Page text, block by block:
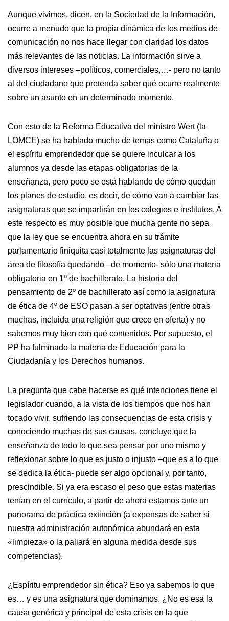
Aunque vivimos, dicen, en la Sociedad de la Información,
ocurre a menudo que la propia dinámica de los medios de
comunicación no nos hace llegar con claridad los datos
más relevantes de las noticias. La información sirve a
diversos intereses –políticos, comerciales,…- pero no tanto
al del ciudadano que pretenda saber qué ocurre realmente
sobre un asunto en un determinado momento.
Con esto de la Reforma Educativa del ministro Wert (la
LOMCE) se ha hablado mucho de temas como Cataluña o
el espíritu emprendedor que se quiere inculcar a los
alumnos ya desde las etapas obligatorias de la
enseñanza, pero poco se está hablando de cómo quedan
los planes de estudio, es decir, de cómo van a cambiar las
asignaturas que se impartirán en los colegios e institutos. A
este respecto es muy posible que mucha gente no sepa
que la ley que se encuentra ahora en su trámite
parlamentario finiquita casi totalmente las asignaturas del
área de filosofía quedando –de momento- sólo una materia
obligatoria en 1º de bachillerato. La historia del
pensamiento de 2º de bachillerato así como la asignatura
de ética de 4º de ESO pasan a ser optativas (entre otras
muchas, incluida una religión que crece en oferta) y no
sabemos muy bien con qué contenidos. Por supuesto, el
PP ha fulminado la materia de Educación para la
Ciudadanía y los Derechos humanos.
La pregunta que cabe hacerse es qué intenciones tiene el
legislador cuando, a la vista de los tiempos que nos han
tocado vivir, sufriendo las consecuencias de esta crisis y
conociendo muchas de sus causas, concluye que la
enseñanza de todo lo que sea pensar por uno mismo y
reflexionar sobre lo que es justo o injusto –que es a lo que
se dedica la ética- puede ser algo opcional y, por tanto,
prescindible. Si ya era escaso el peso que estas materias
tenían en el currículo, a partir de ahora estamos ante un
panorama de práctica extinción (a expensas de saber si
nuestra administración autonómica abundará en esta
«limpieza» o la paliará en alguna medida desde sus
competencias).
¿Espíritu emprendedor sin ética? Eso ya sabemos lo que
es… y es una asignatura que dominamos. ¿No es esa la
causa genérica y principal de esta crisis en la que